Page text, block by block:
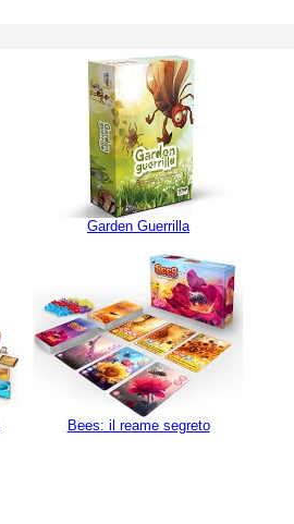
Garden Guerrilla
Bees: il reame segreto